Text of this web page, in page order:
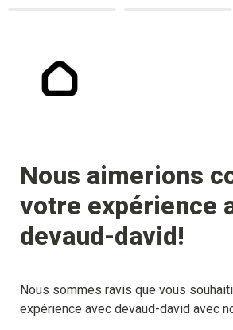
Nous aimerions
devaud-david!
Nous sommes ravis que vous
expérience avec devaud-david avec